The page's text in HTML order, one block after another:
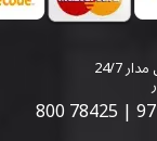
24/7
800 78425 |